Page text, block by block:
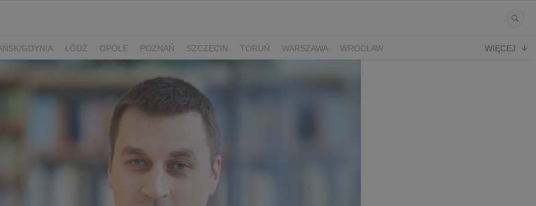
GDYNIA ŁÓDŹ OPOLE POZNAŃ SZCZECIN TORUŃ WARSZAWA
WROCŁAW
WIĘCEJ